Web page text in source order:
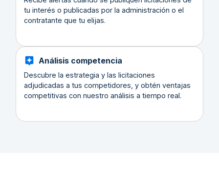
tu interés o publicadas por la administración o el
contratante que tu elijas.
Análisis competencia
Descubre la estrategia y las licitaciones
adjudicadas a tus competidores, y obtén ventajas
competitivas con nuestro análisis a tiempo real.